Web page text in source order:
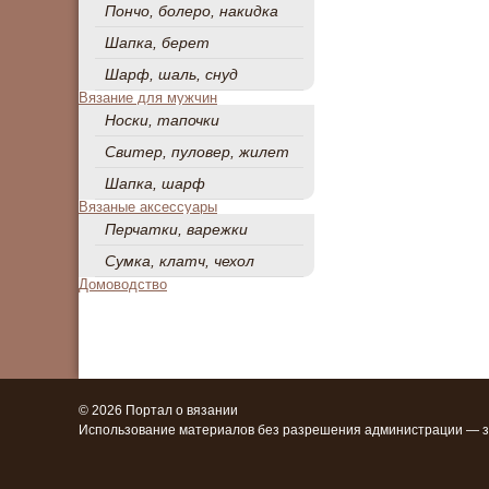
Пончо, болеро, накидка
Шапка, берет
Шарф, шаль, снуд
Вязание для мужчин
Носки, тапочки
Свитер, пуловер, жилет
Шапка, шарф
Вязаные аксессуары
Перчатки, варежки
Сумка, клатч, чехол
Домоводство
© 2026 Портал о вязании
Использование материалов без разрешения администрации —